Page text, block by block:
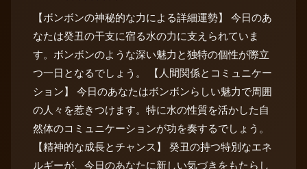
【ボンボンの神秘的な力による詳細運勢】 今日のあ
なたは癸丑の干支に宿る水の力に支えられていま
す。ボンボンのような深い魅力と独特の個性が際立
つ一日となるでしょう。 【人間関係とコミュニケー
ション】 今日のあなたはボンボンらしい魅力で周囲
の人々を惹きつけます。特に水の性質を活かした自
然体のコミュニケーションが功を奏するでしょう。
【精神的な成長とチャンス】 癸丑の持つ特別なエネ
ルギーが、今日のあなたに新しい気づきをもたらし